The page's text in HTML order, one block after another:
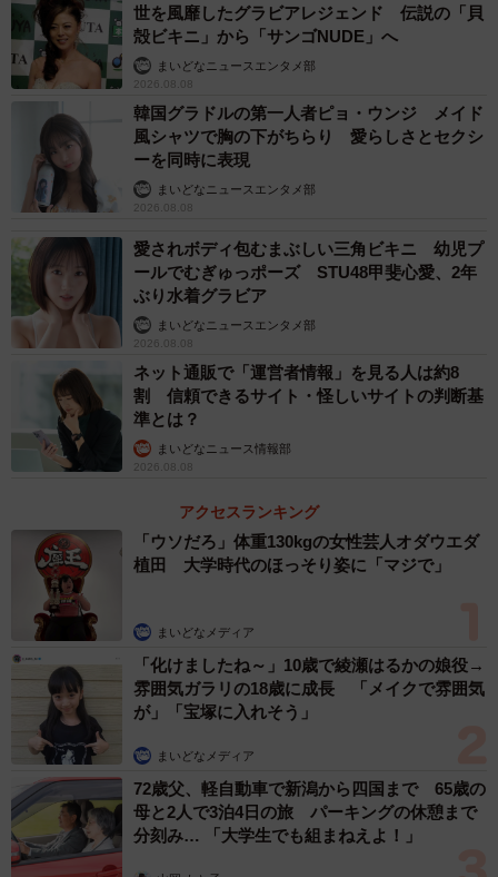
世を風靡したグラビアレジェンド 伝説の「貝
殻ビキニ」から「サンゴNUDE」へ
まいどなニュースエンタメ部
2026.08.08
韓国グラドルの第一人者ピョ・ウンジ メイド
風シャツで胸の下がちらり 愛らしさとセクシ
ーを同時に表現
まいどなニュースエンタメ部
2026.08.08
愛されボディ包むまぶしい三角ビキニ 幼児プ
ールでむぎゅっポーズ STU48甲斐心愛、2年
ぶり水着グラビア
まいどなニュースエンタメ部
2026.08.08
ネット通販で「運営者情報」を見る人は約8
割 信頼できるサイト・怪しいサイトの判断基
準とは？
まいどなニュース情報部
2026.08.08
アクセスランキング
「ウソだろ」体重130kgの女性芸人オダウエダ
植田 大学時代のほっそり姿に「マジで」
まいどなメディア
「化けましたね～」10歳で綾瀬はるかの娘役→
雰囲気ガラリの18歳に成長 「メイクで雰囲気
が」「宝塚に入れそう」
まいどなメディア
72歳父、軽自動車で新潟から四国まで 65歳の
母と2人で3泊4日の旅 パーキングの休憩まで
分刻み… 「大学生でも組まねえよ！」